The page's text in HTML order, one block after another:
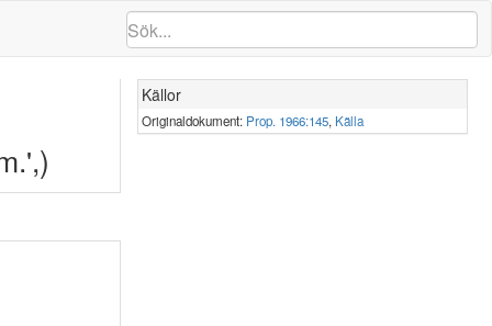
Källor
Originaldokument: Prop. 1966:145, Källa